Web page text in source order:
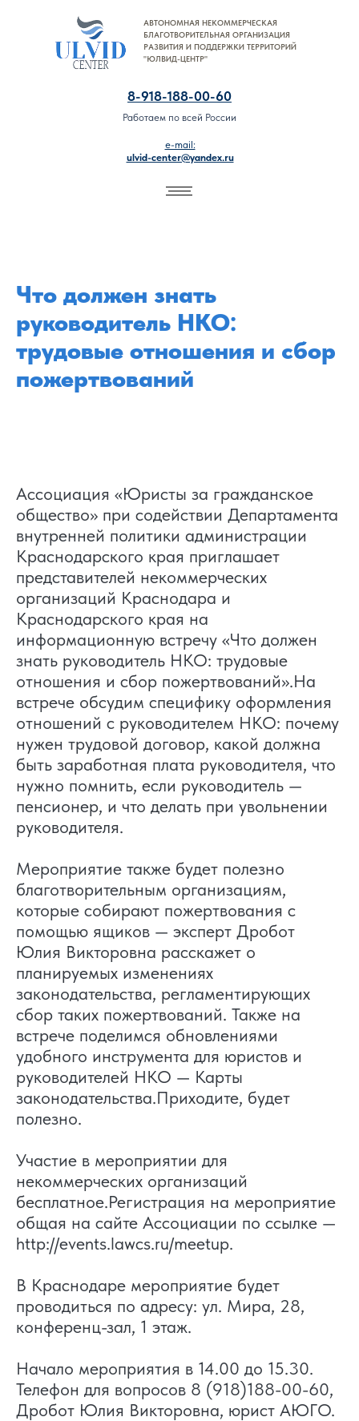
АВТОНОМНАЯ НЕКОММЕРЧЕСКАЯ
БЛАГОТВОРИТЕЛЬНАЯ ОРГАНИЗАЦИЯ
РАЗВИТИЯ И ПОДДЕРЖКИ ТЕРРИТОРИЙ
"ЮЛВИД-ЦЕНТР"
8-918-188-00-60
Работаем по всей России
e-mail:
ulvid-center@yandex.ru
8-918-188-00-60
Что должен знать
руководитель НКО:
трудовые отношения и сбор
пожертвований
Ассоциация «Юристы за гражданское
общество» при содействии Департамента
внутренней политики администрации
Краснодарского края приглашает
представителей некоммерческих
организаций Краснодара и
Краснодарского края на
информационную встречу «Что должен
знать руководитель НКО: трудовые
отношения и сбор пожертвований».На
встрече обсудим специфику оформления
отношений с руководителем НКО: почему
нужен трудовой договор, какой должна
быть заработная плата руководителя, что
нужно помнить, если руководитель —
пенсионер, и что делать при увольнении
руководителя.
Мероприятие также будет полезно
благотворительным организациям,
которые собирают пожертвования с
помощью ящиков — эксперт Дробот
Юлия Викторовна расскажет о
планируемых изменениях
законодательства, регламентирующих
сбор таких пожертвований. Также на
встрече поделимся обновлениями
удобного инструмента для юристов и
руководителей НКО — Карты
законодательства.Приходите, будет
полезно.
Участие в мероприятии для
некоммерческих организаций
бесплатное.Регистрация на мероприятие
общая на сайте Ассоциации по ссылке —
http://events.lawcs.ru/meetup.
В Краснодаре мероприятие будет
проводиться по адресу: ул. Мира, 28,
конференц-зал, 1 этаж.
Начало мероприятия в 14.00 до 15.30.
Телефон для вопросов 8 (918)188-00-60,
Дробот Юлия Викторовна, юрист АЮГО.